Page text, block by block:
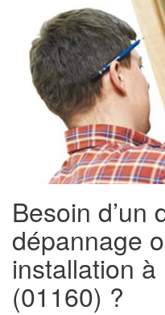
Besoin d’un
dépannage
installation
(01160) ?